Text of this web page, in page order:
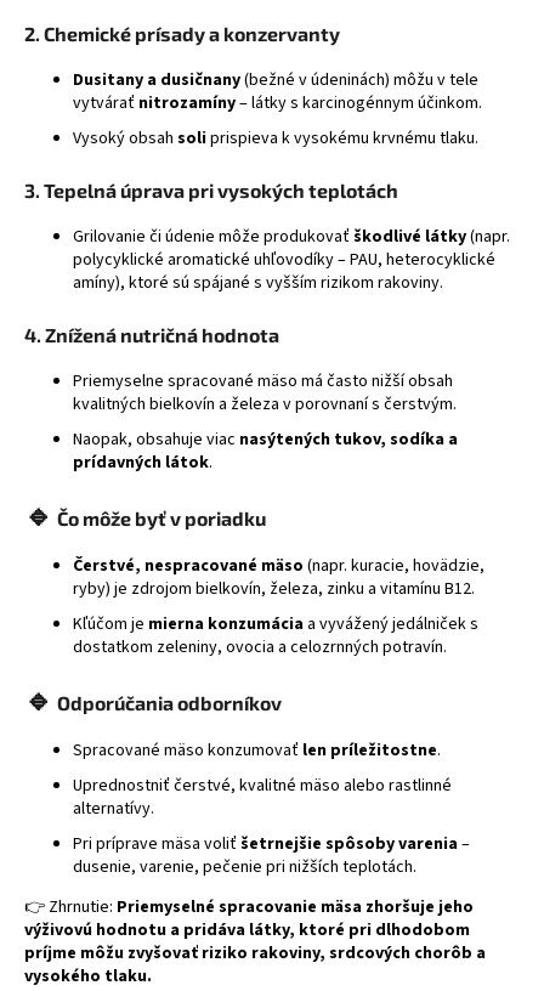
2. Chemické prísady a konzervanty
Dusitany a dusičnany(bežné v údeninách) môžu v tele
vytvárať nitrozamíny– látky s karcinogénnym účinkom.
Vysoký obsah soliprispieva k vysokému krvnému tlaku.
3. Tepelná úprava pri vysokých teplotách
Grilovanie či údenie môže produkovaťškodlivé látky(napr.
polycyklické aromatické uhľovodíky – PAU, heterocyklické
amíny), ktoré sú spájané s vyšším rizikom rakoviny.
4. Znížená nutričná hodnota
Priemyselne spracované mäso má často nižší obsah
kvalitných bielkovín a železa v porovnaní s čerstvým.
Naopak, obsahuje viac nasýtených tukov, sodíka a
prídavných látok.
🔹 Čo môže byť v poriadku
Čerstvé, nespracované mäso (napr. kuracie, hovädzie,
ryby) je zdrojom bielkovín, železa, zinku a vitamínu B12.
Kľúčom je mierna konzumácia a vyvážený jedálniček s
dostatkom zeleniny, ovocia a celozrnných potravín.
🔹 Odporúčania odborníkov
Spracované mäso konzumovať len príležitostne.
Uprednostniť čerstvé, kvalitné mäso alebo rastlinné
alternatívy.
Pri príprave mäsa voliťšetrnejšie spôsoby varenia–
dusenie, varenie, pečenie pri nižších teplotách.
👉 Zhrnutie: Priemyselné spracovanie mäsa zhoršuje jeho
výživovú hodnotu a pridáva látky, ktoré pri dlhodobom
príjme môžu zvyšovať riziko rakoviny, srdcových chorôb a
vysokého tlaku.
s
ť
HĽADAŤ